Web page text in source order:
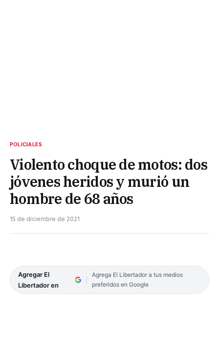
POLICIALES
Violento choque de motos: dos
jóvenes heridos y murió un
hombre de 68 años
15 de diciembre de 2021
Agregar El
Libertador en
Agrega El Libertador a tus medios
preferidos en Google